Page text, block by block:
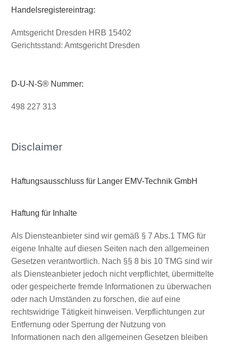
Handelsregistereintrag:
Amtsgericht Dresden HRB 15402
Gerichtsstand: Amtsgericht Dresden
D-U-N-S® Nummer:
498 227 313
Disclaimer
Haftungsausschluss für Langer EMV-Technik GmbH
Haftung für Inhalte
Als Diensteanbieter sind wir gemäß § 7 Abs.1 TMG für
eigene Inhalte auf diesen Seiten nach den allgemeinen
Gesetzen verantwortlich. Nach §§ 8 bis 10 TMG sind wir
als Diensteanbieter jedoch nicht verpflichtet, übermittelte
oder gespeicherte fremde Informationen zu überwachen
oder nach Umständen zu forschen, die auf eine
rechtswidrige Tätigkeit hinweisen. Verpflichtungen zur
Entfernung oder Sperrung der Nutzung von
Informationen nach den allgemeinen Gesetzen bleiben